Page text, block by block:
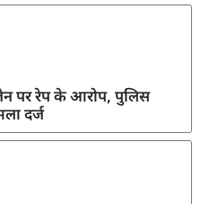
पर रेप के आरोप, पुलिस
दर्ज